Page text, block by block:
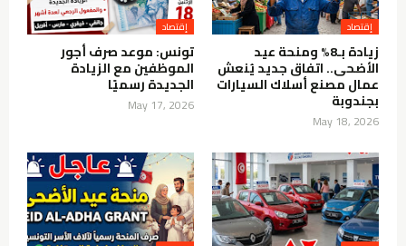
إقتصاد
زيادة بـ8% ومنحة عيد
الأضحى.. اتفاق جديد يُنعش
عمال مصنع أسلاك السيارات
بجندوبة
May 18, 2026
إقتصاد
تونس: موعد صرف أجور
الموظفين مع الزيادة
الجديدة رسميًا
May 17, 2026